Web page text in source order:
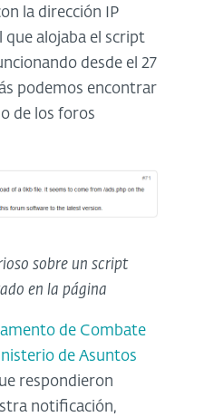
la dirección IP
que alojaba el script
desde el 27
podemos encontrar
de los foros
sobre un script
en la página
de Combate
de Asuntos
respondieron
notificación,